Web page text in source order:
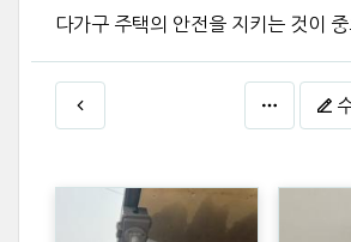
다가구 주택의 안전을 지키는 것이 중